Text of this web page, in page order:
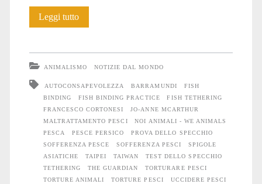
Leggi tuttoTutto
ANIMALISMO NOTIZIE DAL MONDO
AUTOCONSAPEVOLEZZA BARRAMUNDI
FISH
BINDING
FISH BINDING PRACTICE
FISH TETHERING
FRANCESCO CORTONESI
JO-ANNE MCARTHUR
MALTRATTAMENTO PESCI
NOI ANIMALI - WE ANIMALS
PESCA
PESCE PERSICO
PROVA DELLO SPECCHIO
SOFFERENZA PESCE
SOFFERENZA PESCI
SPIGOLE
ASIATICHE
TAIPEI TAIWAN
TEST DELLO SPECCHIO
TETHERING
THE GUARDIAN
TORTURARE PESCI
TORTURE ANIMALI
TORTURE PESCI
UCCIDERE PESCI